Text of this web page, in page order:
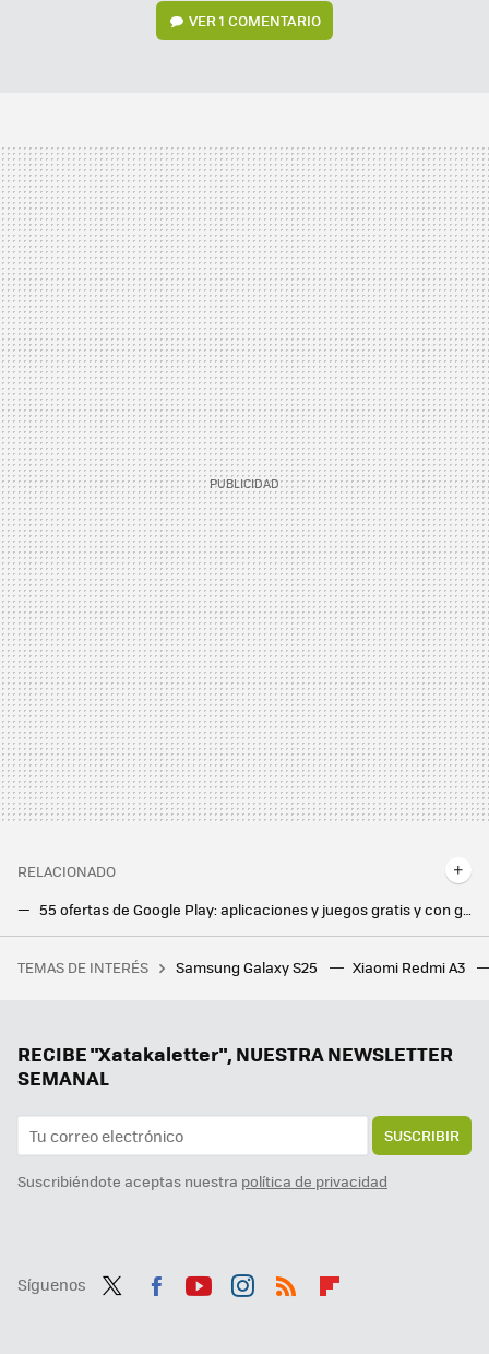
VER1 COMENTARIO
RELACIONADO
55 ofertas de Google Play: aplicaciones y juegos gratis y con grandes descuentos por poco tiempo
Desde que configuré así mi Android Auto, he dicho adiós a las multas de la DGT mientras conduzco
Durante décadas subimos a este rascacielos de Nueva York sin saber que los tornillos que lo sujetaban no aguantaban
Mi móvil no dejaba de mostrarme el mensaje de cuenta de Gmail llena: así lo he solucionado sin borrar correos ni pagar
TEMAS DE INTERÉS Samsung Galaxy S25 Xiaomi Redmi A3
RECIBE "Xatakaletter", NUESTRA NEWSLETTER
SEMANAL
SUSCRIBIR
Suscribiéndote aceptas nuestra política de privacidad
Síguenos